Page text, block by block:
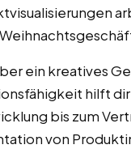
ein kreatives
hilft
bis zum
von